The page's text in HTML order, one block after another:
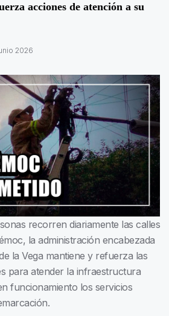
acciones de atención a su
2026
recorren diariamente las calles
la administración encabezada
la Vega mantiene y refuerza las
para atender la infraestructura
funcionamiento los servicios